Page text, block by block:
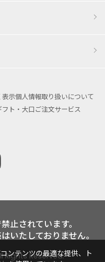
示個人情報取り扱いについて
ト・大口ご注文サービス
止されています。
いたしておりません。
Rights Reserved.
ンテンツの最適な提供、ト